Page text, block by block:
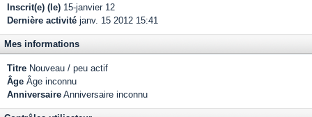
Inscrit(e) (le) 15-janvier 12
Dernière activité janv. 15 2012 15:41
Mes informations
Titre Nouveau / peu actif
Âge Âge inconnu
Anniversaire Anniversaire inconnu